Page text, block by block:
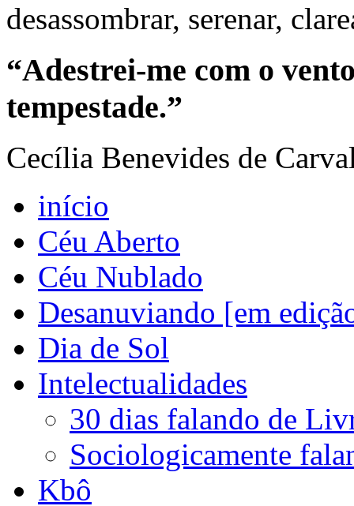
desassombrar, serenar,
“Adestrei-me com o
tempestade.”
Cecília Benevides de
início
Céu Aberto
Céu Nublado
Desanuviando [em
Dia de Sol
Intelectualidades
30 dias falando de
Sociologicamente
Kbô